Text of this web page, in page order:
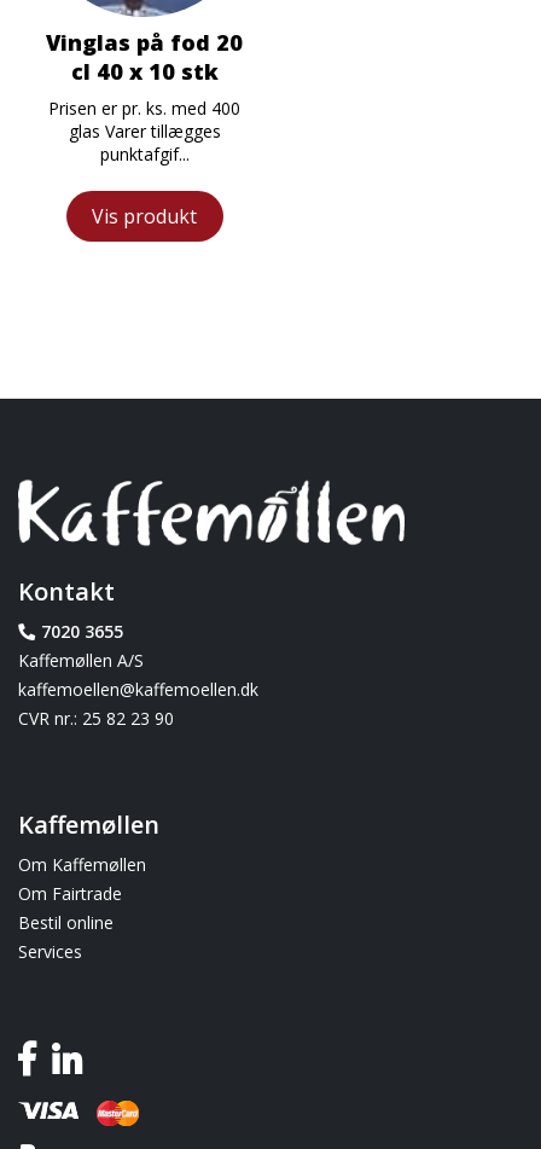
Vinglas på fod 20
cl 40 x 10 stk
Prisen er pr. ks. med 400
glas Varer tillægges
punktafgif...
Vis produkt
Kontakt
7020 3655
Kaffemøllen A/S
kaffemoellen@kaffemoellen.dk
CVR nr.: 25 82 23 90
Kaffemøllen
Om Kaffemøllen
Om Fairtrade
Bestil online
Services